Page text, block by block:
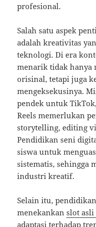
profesional.
Salah satu aspek
adalah kreativitas
teknologi. Di era
menarik tidak hanya
orisinal, tetapi juga
mengeksekusinya.
pendek untuk
Reels memerlukan
storytelling, editing
Pendidikan seni
siswa untuk
sistematis, sehingga
industri kreatif.
Selain itu,
menekankanslot
adaptasi terhadap